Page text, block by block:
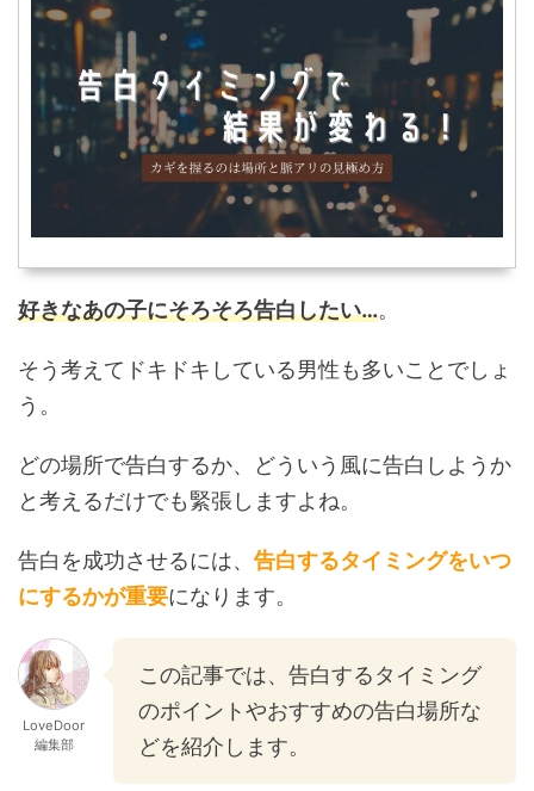
好きなあの子にそろそろ告白したい…。
そう考えてドキドキしている男性も多いことでしょ
う。
どの場所で告白するか、どういう風に告白しようか
と考えるだけでも緊張しますよね。
告白を成功させるには、 告白するタイミングをいつ
にするかが重要になります。
LoveDoor
編集部
この記事では、告白するタイミング
のポイントやおすすめの告白場所な
どを紹介します。